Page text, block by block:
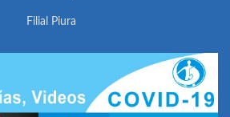
Filial Piura